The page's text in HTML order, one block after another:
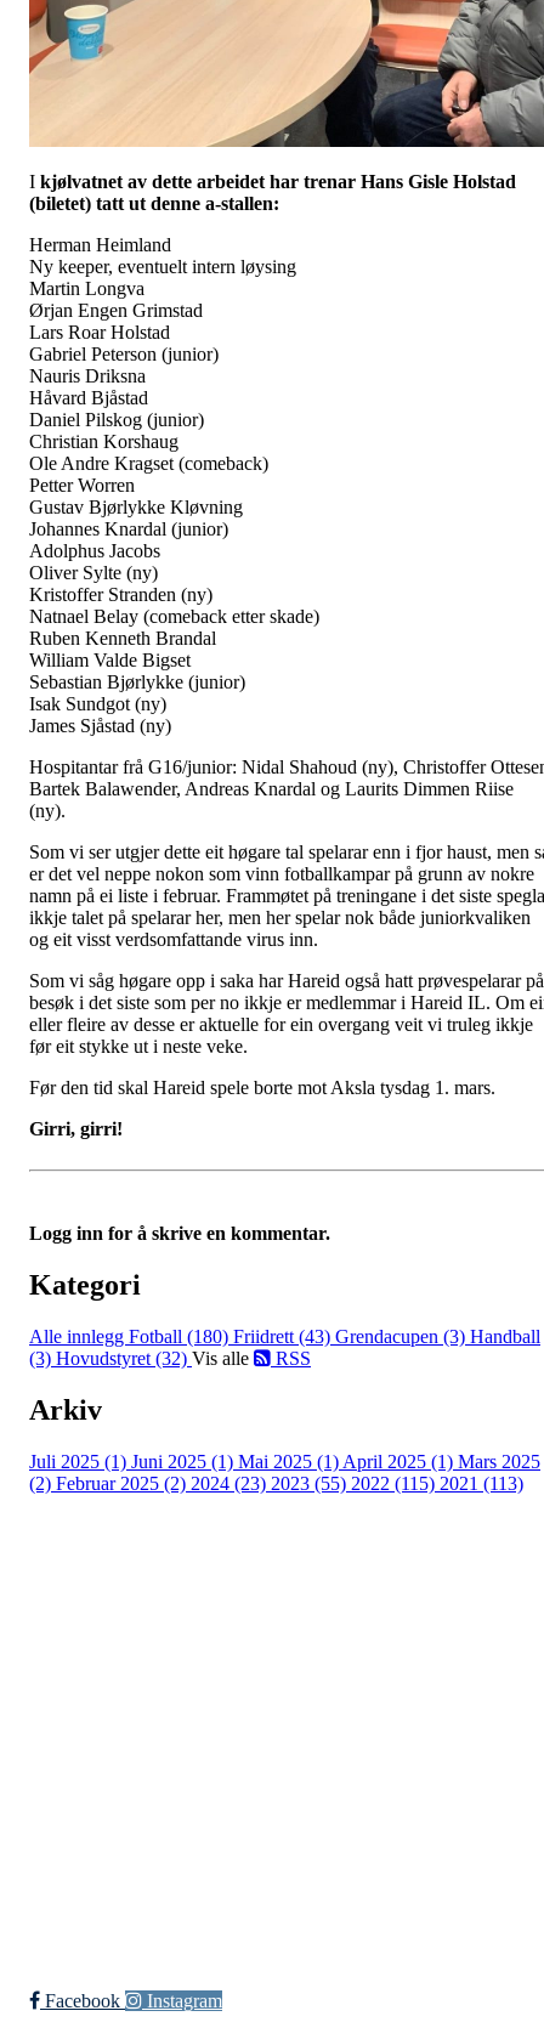
I kjølvatnet av dette arbeidet har trenar Hans Gisle Holstad
(biletet) tatt ut denne a-stallen:
Herman Heimland
Ny keeper, eventuelt intern løysing
Martin Longva
Ørjan Engen Grimstad
Lars Roar Holstad
Gabriel Peterson (junior)
Nauris Driksna
Håvard Bjåstad
Daniel Pilskog (junior)
Christian Korshaug
Ole Andre Kragset (comeback)
Petter Worren
Gustav Bjørlykke Kløvning
Johannes Knardal (junior)
Adolphus Jacobs
Oliver Sylte (ny)
Kristoffer Stranden (ny)
Natnael Belay (comeback etter skade)
Ruben Kenneth Brandal
William Valde Bigset
Sebastian Bjørlykke (junior)
Isak Sundgot (ny)
James Sjåstad (ny)
Hospitantar frå G16/junior: Nidal Shahoud (ny), Christoffer
Bartek Balawender, Andreas Knardal og Laurits Dimmen Riise
(ny).
Som vi ser utgjer dette eit høgare tal spelarar enn i fjor haust, men
er det vel neppe nokon som vinn fotballkampar på grunn av nokre
namn på ei liste i februar. Frammøtet på treningane i det siste
ikkje talet på spelarar her, men her spelar nok både juniorkvaliken
og eit visst verdsomfattande virus inn.
Som vi såg høgare opp i saka har Hareid også hatt prøvespelarar på
besøk i det siste som per no ikkje er medlemmar i Hareid IL. Om
eller fleire av desse er aktuelle for ein overgang veit vi truleg ikkje
før eit stykke ut i neste veke.
Før den tid skal Hareid spele borte mot Aksla tysdag 1. mars.
Girri, girri!
Logg inn for å skrive en kommentar.
Kategori
Alle innlegg Fotball (180) Friidrett (43) Grendacupen (3) Handball
(3) Hovudstyret (32) Vis alle RSS
Arkiv
Juli 2025 (1) Juni 2025 (1) Mai 2025 (1) April 2025 (1) Mars 2025
(2) Februar 2025 (2) 2024 (23) 2023 (55) 2022 (115) 2021 (113)
Facebook Instagram